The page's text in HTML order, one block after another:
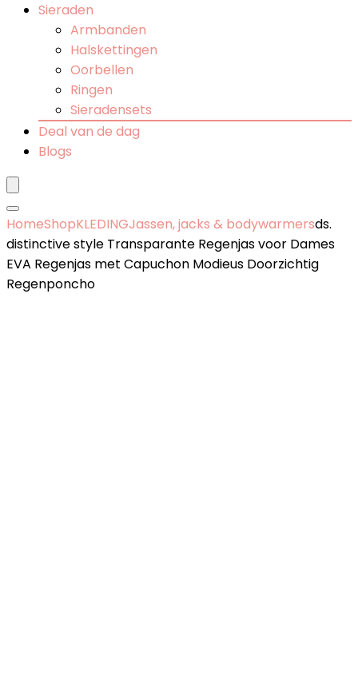
Sieraden
Armbanden
Halskettingen
Oorbellen
Ringen
Sieradensets
Deal van de dag
Blogs
HomeShopKLEDINGJassen, jacks & bodywarmersds.
distinctive style Transparante Regenjas voor Dames
EVA Regenjas met Capuchon Modieus Doorzichtig
Regenponcho